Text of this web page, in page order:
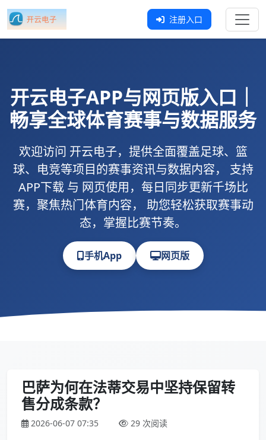
注册入口
开云电子APP与网页版入口｜
畅享全球体育赛事与数据服务
欢迎访问 开云电子，提供全面覆盖足球、篮
球、电竞等项目的赛事资讯与数据内容， 支持
APP下载与 网页使用，每日同步更新千场比
赛，聚焦热门体育内容， 助您轻松获取赛事动
态，掌握比赛节奏。
手机App 网页版
巴萨为何在法蒂交易中坚持保留转
售分成条款？
2026-06-07 07:35 29 次阅读